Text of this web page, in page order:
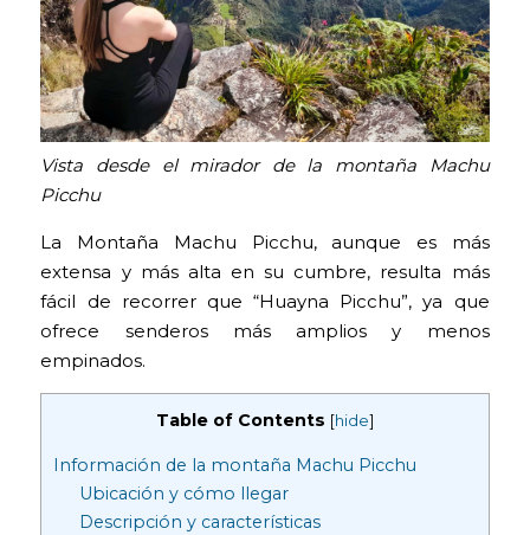
Vista desde el mirador de la montaña Machu
Picchu
La Montaña Machu Picchu, aunque es más
extensa y más alta en su cumbre, resulta más
fácil de recorrer que “Huayna Picchu”, ya que
ofrece senderos más amplios y menos
empinados.
Table of Contents [hide]
Información de la montaña Machu Picchu
Ubicación y cómo llegar
Descripción y características